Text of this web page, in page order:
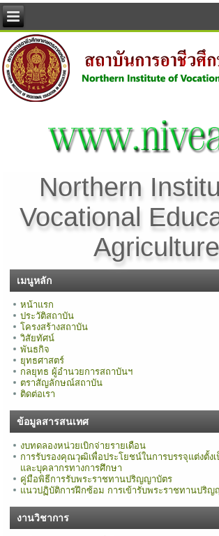
Northern
Vocational
Agriculture
เมนูหลัก
หน้าแรก
ประวัติสถาบัน
โครงสร้างสถาบัน
วิสัยทัศน์
พันธกิจ
ยุทธศาสตร์
กลยุทธ ผู้อำนวยการสถาบันฯ
ตราสัญลักษณ์สถาบัน
ติดต่อเรา
ข้อมูลสารสนเทศ
งบทดลองหน่วยเบิกจ่ายรายเดือน
การรับรองคุณวุฒิเพื่อประโยชน์ในการบรรจุแต่งตั้ง
และบุคลากรทางการศึกษา
คู่มือพิธีการรับพระราชทานปริญญาบัตร
แนวปฏิบัติการฝึกซ้อม การเข้ารับพระราชทานปริญ
งานวิชาการ